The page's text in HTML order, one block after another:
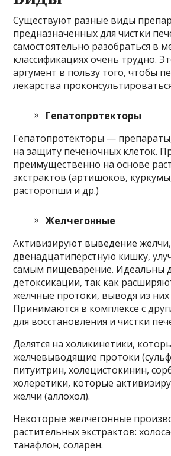
Существуют разные виды
предназначенных для чистки
самостоятельно разобраться в
классификациях очень трудно.
аргумент в пользу того, чтобы
лекарства
Гепатопротекторы
Гепатопротекторы —
на защиту печёночных клеток.
преимущественно на основе
экстрактов (артишоков,
расторопши и др.)
Желчегонные
Активизируют выведение
двенадцатипёрстную кишку,
самым пищеварение. Идеальны
детоксикации, так как
жёлчные протоки, выводя из
Принимаются в комплексе с
для восстановления и чистки
Делятся на холикинетики,
желчевыводящие протоки
питуитрин, холецистокинин,
холеретики, которые
желчи (аллохол).
Некоторые желчегонные
растительных экстрактов:
танафлон, соларен.